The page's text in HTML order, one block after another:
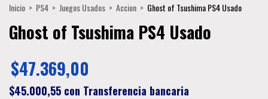
Inicio > PS4 > Juegos Usados > Accion > Ghost of Tsushima PS4 Usado
Ghost of Tsushima PS4 Usado
$47.369,00
$45.000,55 con Transferencia bancaria